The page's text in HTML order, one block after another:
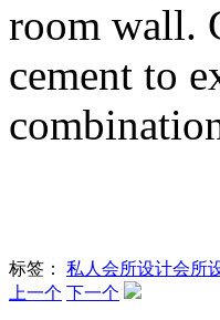
room wall.
cement to
标签： 私人会所设计会所
上一个 下一个